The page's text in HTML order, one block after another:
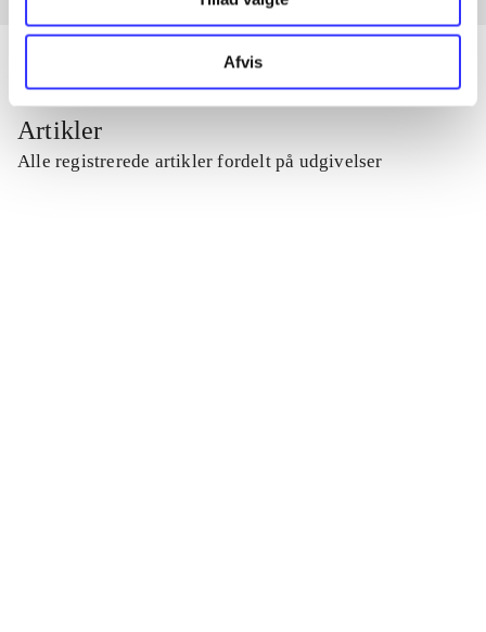
Afvis
Artikler
Alle registrerede artikler fordelt på udgivelser